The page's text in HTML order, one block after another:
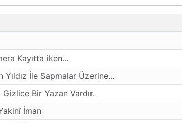
Kayıtta iken...
Yıldız İle Sapmalar Üzerine…
Gizlice Bir Yazan Vardır.
İman